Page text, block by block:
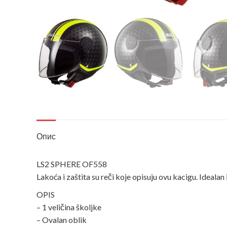
Опис
LS2 SPHERE OF558
Lakoća i zaštita su reči koje opisuju ovu kacigu.
OPIS
– 1 veličina školjke
– Ovalan oblik